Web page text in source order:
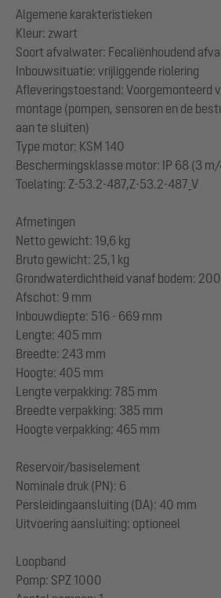
Algemene karakteristieken
Kleur: zwart
Soort afvalwater: Fecaliënhoudend
Inbouwsituatie: vrijliggende riolering
Afleveringstoestand: Voorgemonteerd
montage (pompen, sensoren en de
aan te sluiten)
Type motor: KSM 140
Beschermingsklasse motor: IP 68 (3
Toelating: Z-53.2-487,Z-53.2-487_V
Afmetingen
Netto gewicht: 19,6 kg
Bruto gewicht: 25,1 kg
Grondwaterdichtheid vanaf bodem:
Afschot: 9 mm
Inbouwdiepte: 516 - 669 mm
Lengte: 405 mm
Breedte: 243 mm
Hoogte: 405 mm
Lengte verpakking: 785 mm
Breedte verpakking: 385 mm
Hoogte verpakking: 465 mm
Reservoir/basiselement
Nominale druk (PN): 6
Persleidingaansluiting (DA): 40 mm
Uitvoering aansluiting: optioneel
Loopband
Pomp: SPZ 1000